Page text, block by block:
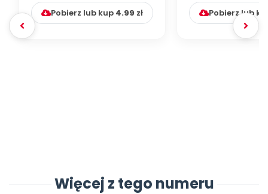
Pobierz lub kup 4.99 zł Pobierz lub
Więcej z tego numeru